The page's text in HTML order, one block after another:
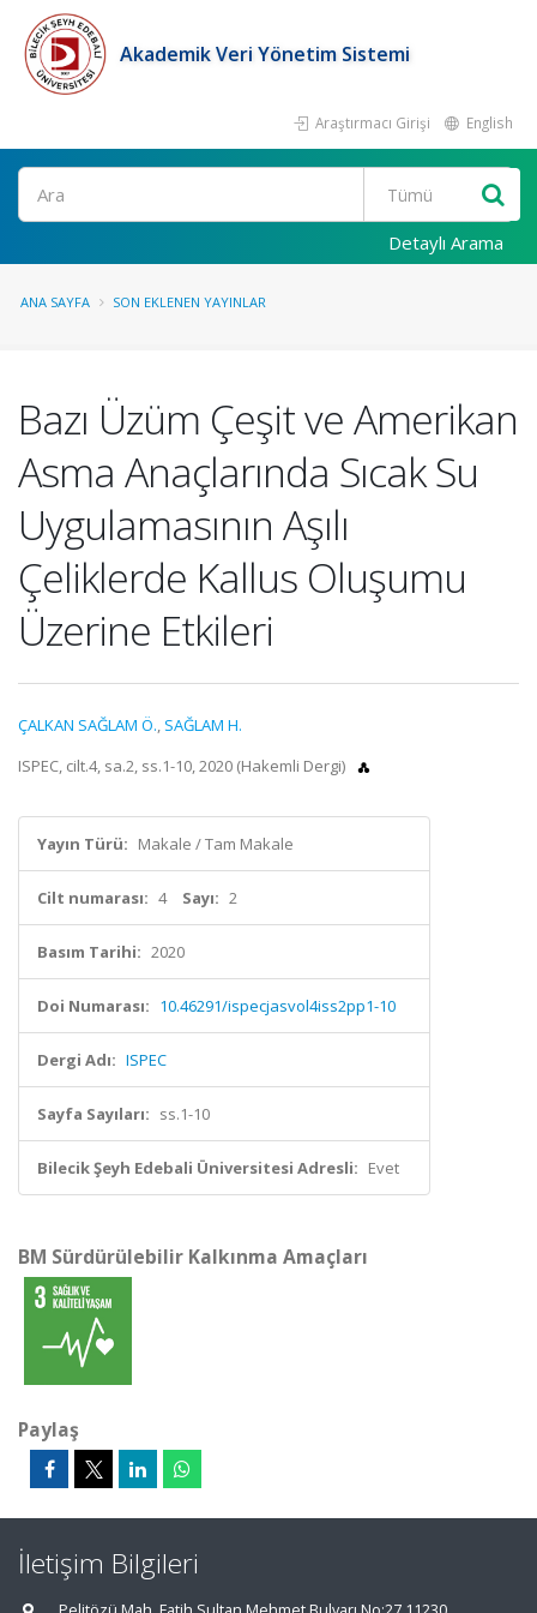
Akademik Veri Yönetim Sistemi
Araştırmacı Girişi English
Ara
Detaylı Arama
ANA SAYFA SON EKLENEN YAYINLAR
Bazı Üzüm Çeşit ve Amerikan
Asma Anaçlarında Sıcak Su
Uygulamasının Aşılı
Çeliklerde Kallus Oluşumu
Üzerine Etkileri
ÇALKAN SAĞLAM Ö., SAĞLAM H.
ISPEC, cilt.4, sa.2, ss.1-10, 2020 (Hakemli Dergi)
Yayın Türü: Makale / Tam Makale
Cilt numarası: 4 Sayı: 2
Basım Tarihi: 2020
Doi Numarası: 10.46291/ispecjasvol4iss2pp1-10
Dergi Adı: ISPEC
Sayfa Sayıları: ss.1-10
Bilecik Şeyh Edebali Üniversitesi Adresli: Evet
BM Sürdürülebilir Kalkınma Amaçları
Paylaş
İletişim Bilgileri